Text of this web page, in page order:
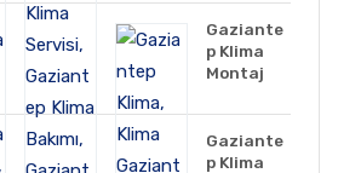
Gaziante
p Klima
Montaj
Gaziante
p Klima